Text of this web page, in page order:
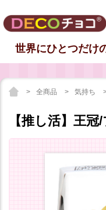
世界にひとつだけ
全商品 気持ち
【推し活】王冠